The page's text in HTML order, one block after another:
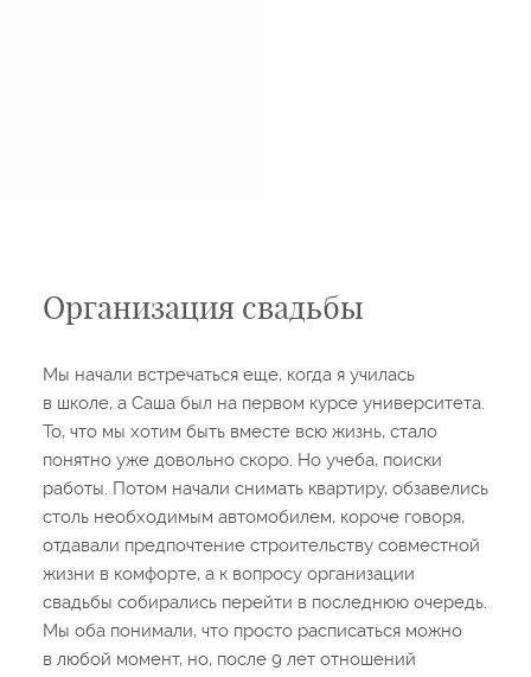
Организация свадьбы
Мы начали встречаться еще, когда я училась
в школе, а Саша был на первом курсе университета.
То, что мы хотим быть вместе всю жизнь, стало
понятно уже довольно скоро. Но учеба, поиски
работы. Потом начали снимать квартиру, обзавелись
столь необходимым автомобилем, короче говоря,
отдавали предпочтение строительству совместной
жизни в комфорте, а к вопросу организации
свадьбы собирались перейти в последнюю очередь.
Мы оба понимали, что просто расписаться можно
в любой момент, но, после 9 лет отношений